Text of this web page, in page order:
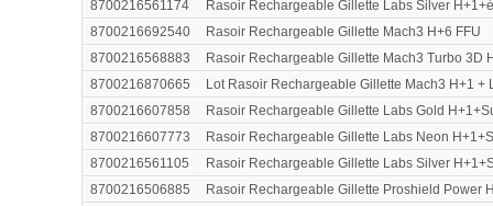
8700216561174
Rasoir Rechargeable Gillette Labs Silver
8700216692540
Rasoir Rechargeable Gillette Mach3 H+6 FFU
8700216568883
Rasoir Rechargeable Gillette Mach3 Turbo 3D
8700216870665
Lot Rasoir Rechargeable Gillette Mach3 H+1 +
8700216607858
Rasoir Rechargeable Gillette Labs Gold
8700216607773
Rasoir Rechargeable Gillette Labs Neon
8700216561105
Rasoir Rechargeable Gillette Labs Silver
8700216506885
Rasoir Rechargeable Gillette Proshield Power